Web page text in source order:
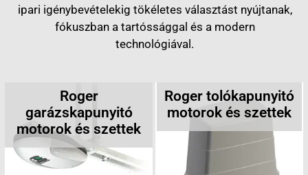
ipari igénybevételekig tökéletes választást nyújtanak,
fókuszban a tartóssággal és a modern
technológiával.
Roger
garázskapunyitó
motorok és szettek
Roger tolókapunyitó
motorok és szettek